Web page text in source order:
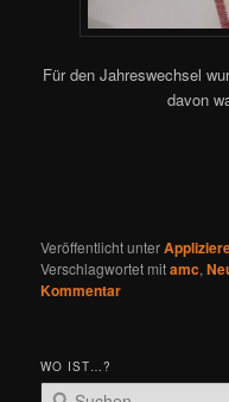
Für den Jahreswechsel
davon
Veröffentlicht unter
Verschlagwortet mitamc,
Kommentar
WO IST…?